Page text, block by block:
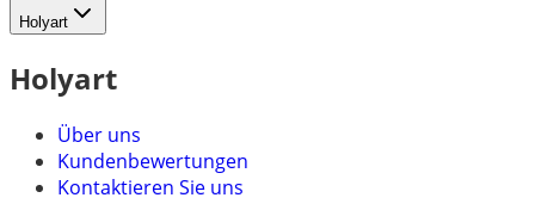
Holyart
Holyart
Über uns
Kundenbewertungen
Kontaktieren Sie uns